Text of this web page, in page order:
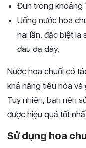
Đun trong khoảng
Uống nước hoa
hai lần, đặc biệt là
đau dạ dày.
Nước hoa chuối có
khả năng tiêu hóa và
Tuy nhiên, bạn nên
được hiệu quả tốt
Sử dụng hoa